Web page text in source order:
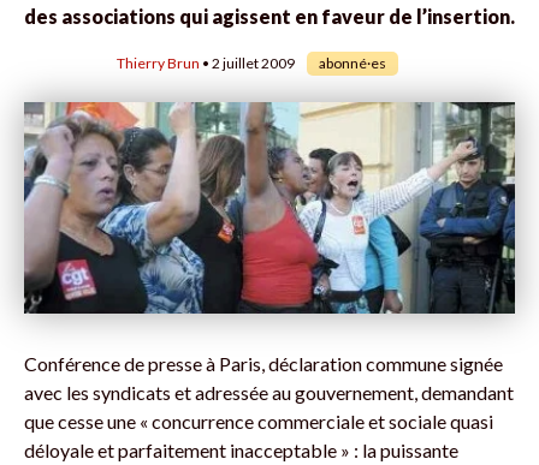
des associations qui agissent en faveur de l’insertion.
Thierry Brun • 2 juillet 2009 abonné·es
Conférence de presse à Paris, déclaration commune signée
avec les syndicats et adressée au gouvernement, demandant
que cesse une « concurrence commerciale et sociale quasi
déloyale et parfaitement inacceptable » : la puissante